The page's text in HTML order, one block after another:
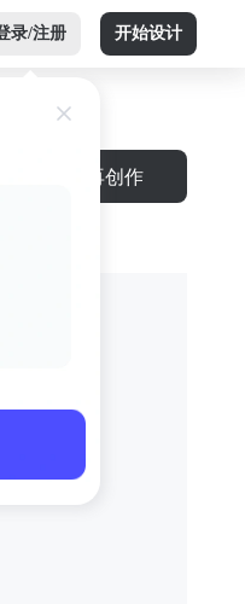
录/注册 开始设计
再创作